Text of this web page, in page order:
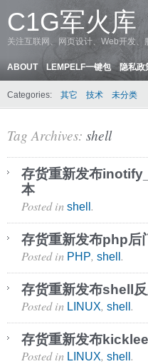
C1G军火库
关注互联网、网页设计、Web开发
ABOUT LEMPELF一键包 隐私政
Categories: 其它 技术 未分类
Tag Archives: shell
存货重新发布
本
Posted in shell.
存货重新发布php后
Posted in PHP, shell.
存货重新发布shell
Posted in LINUX, shell.
存货重新发布
Posted in LINUX, shell.